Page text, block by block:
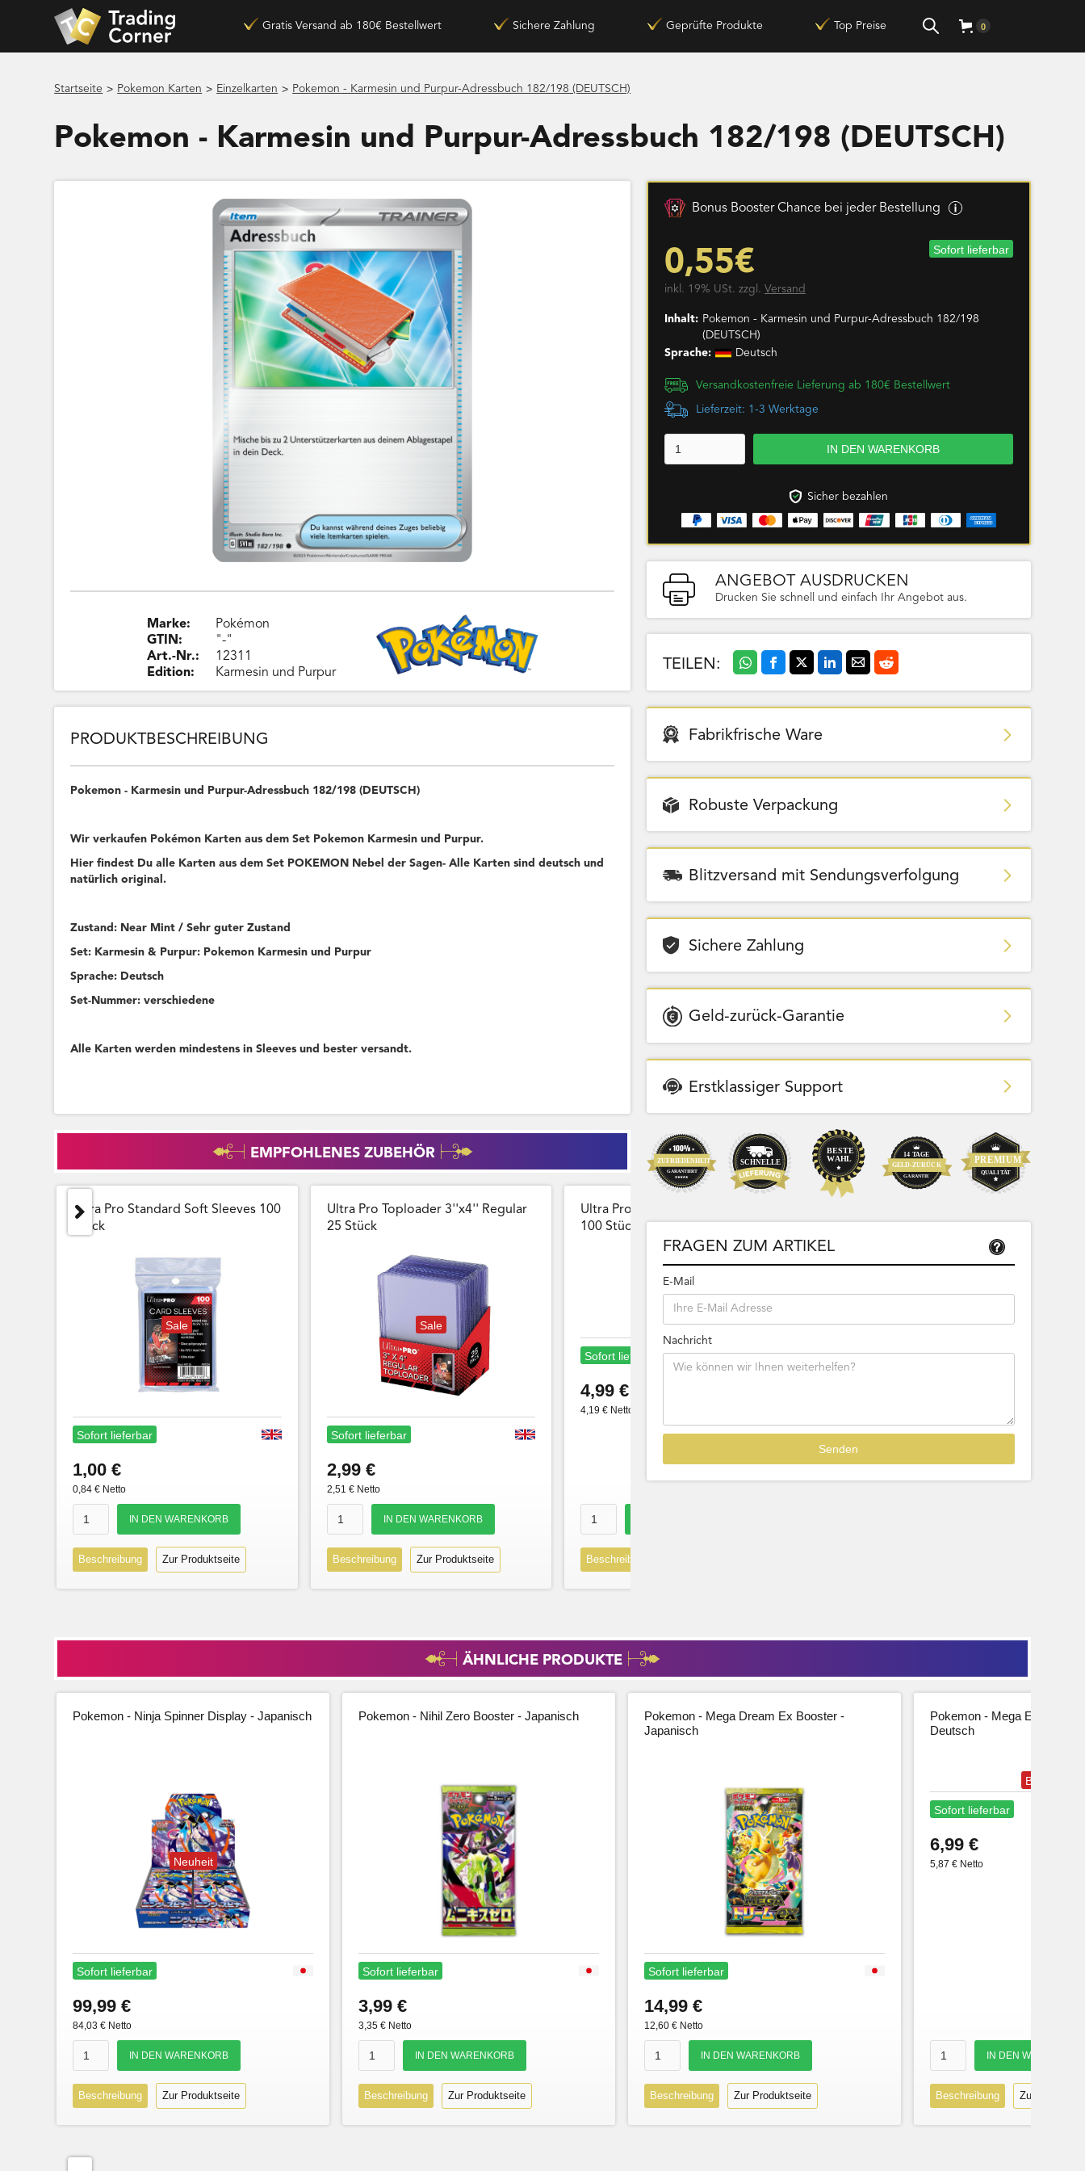
Gratis Versand ab 180€ Bestellwert Sichere Zahlung Geprüfte Produkte Top Preise 0
Startseite > Pokemon Karten > Einzelkarten > Pokemon - Karmesin und Purpur-Adressbuch 182/198 (DEUTSCH)
Pokemon - Karmesin und Purpur-Adressbuch 182/198 (DEUTSCH)
Marke:
GTIN:
Art.-Nr.:
Edition:
Pokémon
"-"
12311
Karmesin und Purpur
Bonus Booster Chance bei jeder Bestellung
0,55€ Sofort lieferbar
inkl. 19% USt. zzgl. Versand
Inhalt: Pokemon - Karmesin und Purpur-Adressbuch 182/198
(DEUTSCH)
Sprache:
Deutsch
Versandkostenfreie Lieferung ab 180€ Bestellwert
Lieferzeit: 1-3 Werktage
Sicher bezahlen
ANGEBOT AUSDRUCKEN
Drucken Sie schnell und einfach Ihr Angebot aus.
TEILEN:
PRODUKTBESCHREIBUNG
Pokemon - Karmesin und Purpur-Adressbuch 182/198 (DEUTSCH)
Wir verkaufen Pokémon Karten aus dem Set Pokemon Karmesin und Purpur.
Hier findest Du alle Karten aus dem Set POKEMON Nebel der Sagen- Alle Karten sind deutsch und
natürlich original.
Zustand: Near Mint / Sehr guter Zustand
Set: Karmesin & Purpur: Pokemon Karmesin und Purpur
Sprache: Deutsch
Set-Nummer: verschiedene
Alle Karten werden mindestens in Sleeves und bester versandt.
EMPFOHLENES ZUBEHÖR
Ultra Pro Standard Soft Sleeves 100
Stück
Sale
Sofort lieferbar
1,00 €
0,84 € Netto
Beschreibung Zur Produktseite
Ultra Pro Toploader 3''x4'' Regular
25 Stück
Sale
Sofort lieferbar
2,99 €
2,51 € Netto
Beschreibung Zur Produktseite
Ultra Pro Card Sleeves Team Bags
100 Stück Wiederverschließbar
Sofort lieferbar
4,99 €
4,19 € Netto
Beschreibung
Bestseller
Sofort lieferbar
39,99
Fabrikfrische Ware
Robuste Verpackung
Blitzversand mit Sendungsverfolgung
Sichere Zahlung
Geld-zurück-Garantie
Erstklassiger Support
FRAGEN ZUM ARTIKEL
E-Mail
Nachricht
ÄHNLICHE PRODUKTE
Pokemon - Ninja Spinner Display - Japanisch
Neuheit
Sofort lieferbar
99,99 €
84,03 € Netto
Beschreibung Zur Produktseite
Pokemon - Nihil Zero Booster - Japanisch
Sofort lieferbar
3,99 €
3,35 € Netto
Beschreibung Zur Produktseite
Pokemon - Mega Dream Ex Booster -
Japanisch
Sofort lieferbar
14,99 €
12,60 € Netto
Beschreibung Zur Produktseite
Pokemon - Mega
Deutsch
Bestseller
Sofort lieferbar
6,99 €
5,87 € Netto
Beschreibung Zur